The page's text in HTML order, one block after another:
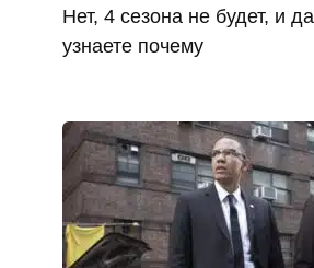
Нет, 4 сезона не будет, и
узнаете почему